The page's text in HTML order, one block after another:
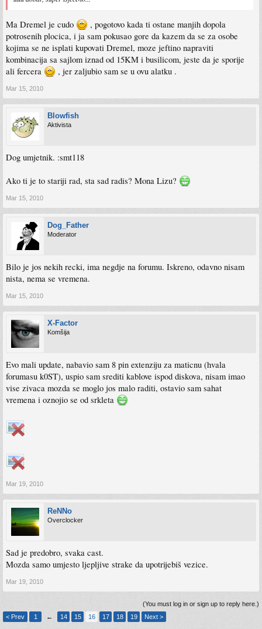
Ma Dremel je cudo
, pogotovo kada ti ostane manjih dopola
potrosenih plocica, i ja sam pokusao gore da kazem da se za osobe
kojima se ne isplati kupovati Dremel, moze jeftino napraviti
kombinacija sa sajlom iznad od 15KM i busilicom, jeste da je sporije
ali fercera
, jer zaljubio sam se u ovu alatku .
Mar 15, 2010
Blowfish
Aktivista
Dog umjetnik. :smt118
Ako ti je to stariji rad, sta sad radis? Mona Lizu?
Mar 15, 2010
Dog_Father
Moderator
Bilo je jos nekih recki, ima negdje na forumu. Iskreno, odavno nisam
nista, nema se vremena.
Mar 15, 2010
X-Factor
Komšija
Evo mali update, nabavio sam 8 pin extenziju za maticnu (hvala
forumasu k0ST), uspio sam srediti kablove ispod diskova, nisam imao
vise zivaca mozda se moglo jos malo raditi, ostavio sam sahat
vremena i oznojio se od srkleta
Mar 19, 2010
ReNNo
Overclocker
Sad je predobro, svaka cast.
Mozda samo umjesto ljepljive strake da upotrijebiš vezice.
Mar 19, 2010
(You must log in or sign up to reply here.)
< Prev
1 ← 14 15 16 17 18 19 Next >